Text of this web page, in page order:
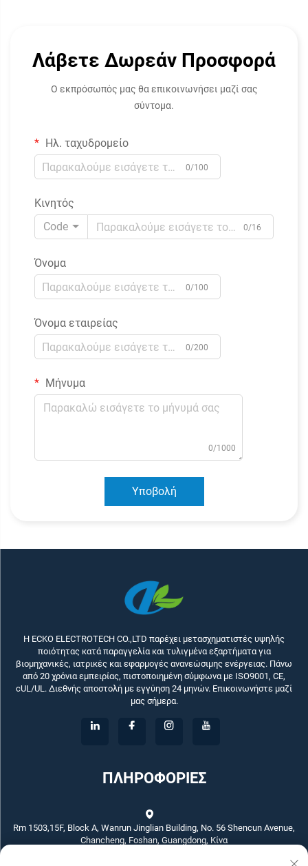
Λάβετε Δωρεάν Προσφορά
Ο εκπρόσωπός μας θα επικοινωνήσει μαζί σας
σύντομα.
Ηλ. ταχυδρομείο
0/100
Κινητός
Code
0/16
Όνομα
0/100
Όνομα εταιρείας
0/200
Μήνυμα
0/1000
Υποβολή
Η ECKO ELECTROTECH CO.,LTD παρέχει μετασχηματιστές υψηλής
ποιότητας κατά παραγγελία και τυλιγμένα εξαρτήματα για
βιομηχανικές, ιατρικές και εφαρμογές ανανεώσιμης ενέργειας. Πάνω
από 20 χρόνια εμπειρίας, πιστοποιημένη σύμφωνα με ISO9001, CE,
cUL/UL. Διεθνής αποστολή με εγγύηση 24 μηνών. Επικοινωνήστε μαζί
μας σήμερα.
ΠΛΗΡΟΦΟΡΙΕΣ
Rm 1503,15F, Block A, Wanrun Jinglian Building, No. 56 Shencun Avenue,
Chancheng, Foshan, Guangdong, Κίνα